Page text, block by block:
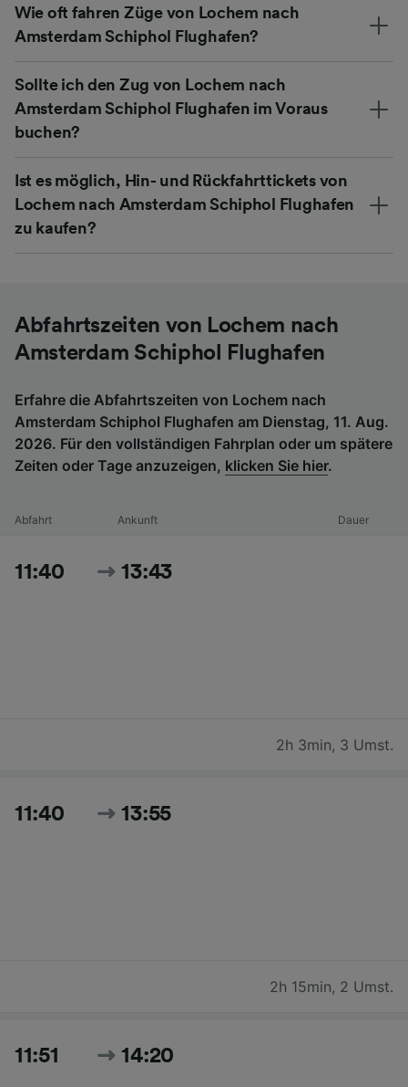
Wie oft fahren Züge von Lochem nach
Amsterdam Schiphol Flughafen?
Sollte ich den Zug von Lochem nach
Amsterdam Schiphol Flughafen im Voraus
buchen?
Ist es möglich, Hin- und Rückfahrttickets von
Lochem nach Amsterdam Schiphol Flughafen
zu kaufen?
Abfahrtszeiten von Lochem nach
Amsterdam Schiphol Flughafen
Erfahre die Abfahrtszeiten von Lochem nach
Amsterdam Schiphol Flughafen am Dienstag, 11. Aug.
2026. Für den vollständigen Fahrplan oder um spätere
Zeiten oder Tage anzuzeigen, klicken Sie hier.
Abfahrt Ankunft Dauer
11:40 13:43
2h 3min, 3 Umst.
11:40 13:55
2h 15min, 2 Umst.
11:51 14:20